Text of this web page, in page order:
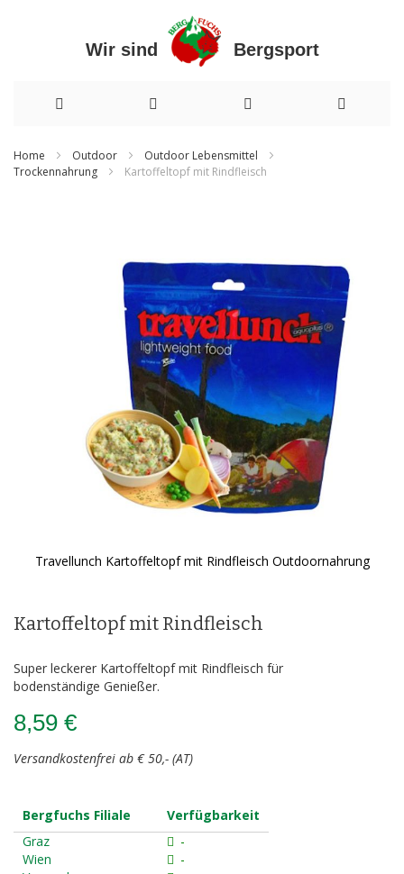
Wir sind Bergsport
zum
Home Outdoor
Outdoor Lebensmittel
Trockennahrung
Kartoffeltopf mit Rindfleisch
Travellunch Kartoffeltopf mit Rindfleisch Outdoornahrung
der
Kartoffeltopf mit Rindfleisch
Super leckerer Kartoffeltopf mit Rindfleisch für
bodenständige Genießer.
8,59 €
Versandkostenfrei ab € 50,- (AT)
Bergfuchs Filiale
Verfügbarkeit
Graz
-
Wien
-